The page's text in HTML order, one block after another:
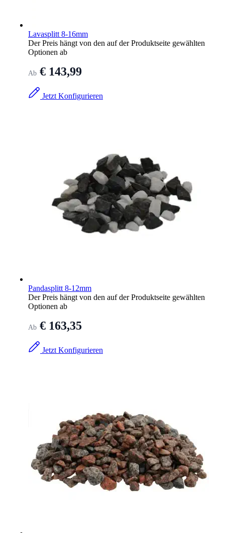
Lavasplitt 8-16mm
Der Preis hängt von den auf der Produktseite gewählten
Optionen ab
Ab € 143,99
Jetzt Konfigurieren
Pandasplitt 8-12mm
Der Preis hängt von den auf der Produktseite gewählten
Optionen ab
Ab € 163,35
Jetzt Konfigurieren